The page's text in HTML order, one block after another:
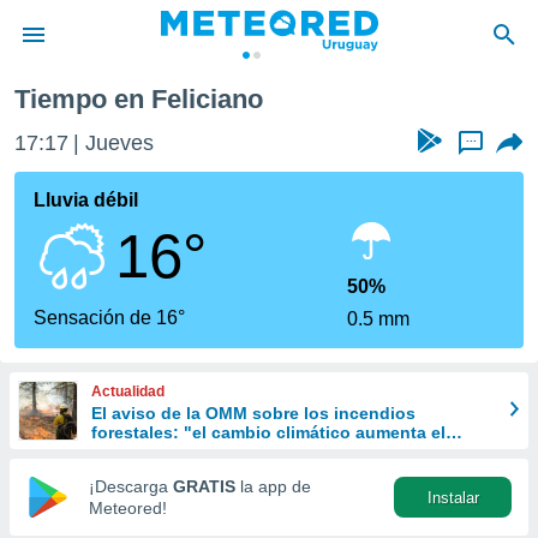
de
ha
para
que se
calidad.
a este
las
y
forma
digital
basada
Tiempo en Feliciano
17:17 Jueves ...
Lluvia débil
16°
Sensación de 16°
50%
0.5 mm
Actualidad
El aviso de la OMM sobre los incendios
forestales: "el cambio climático aumenta el
¡Descarga GRATIS la app de
Meteored!
Instalar